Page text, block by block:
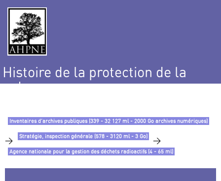
Histoire de la protection de la
nature
Inventaires d’archives publiques (339 - 32 127 ml - 2000 Go archives numériques)
> Stratégie, inspection générale (578 - 3120 ml - 3 Go) >
Agence nationale pour la gestion des déchets radioactifs (4 - 65 ml)